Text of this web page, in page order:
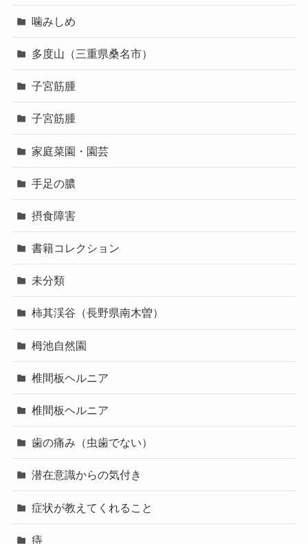
噛みしめ
多度山（三重県桑名市）
子宮筋腫
子宮筋腫
家庭菜園・園芸
手足の膿
摂食障害
書籍コレクション
未分類
柿其渓谷（長野県南木曽）
栂池自然園
椎間板ヘルニア
椎間板ヘルニア
歯の痛み（虫歯でない）
潜在意識からの気付き
症状が教えてくれること
痔